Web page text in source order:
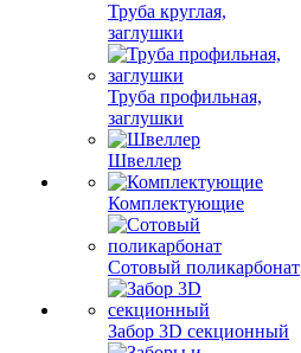
Труба круглая,
заглушки
Труба профильная,
заглушки
Швеллер
Комплектующие
Сотовый поликарбонат
Забор 3D секционный